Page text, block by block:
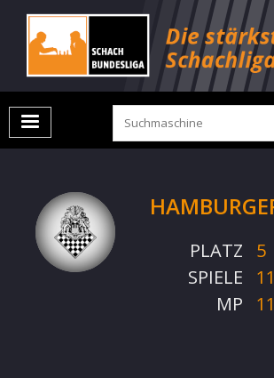
PLATZ
5
SPIELE
11
MP
11